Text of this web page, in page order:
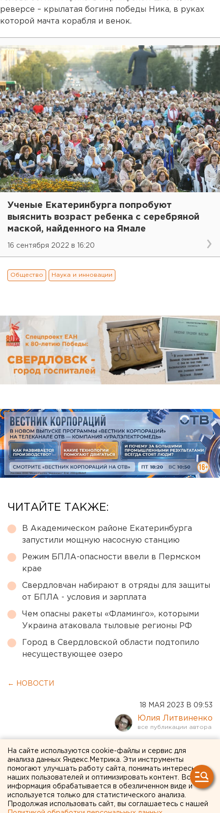
реверсе – крылатая богиня победы Ника, в руках
которой мачта корабля и венок.
Ученые Екатеринбурга попробуют
выяснить возраст ребенка с серебряной
маской, найденного на Ямале
16 сентября 2022 в 16:20
Общество Наука и инновации
ЧИТАЙТЕ ТАКЖЕ:
В Академическом районе Екатеринбурга
запустили мощную насосную станцию
Режим БПЛА-опасности ввели в Пермском
крае
Свердловчан набирают в отряды для защиты
от БПЛА - условия и зарплата
Чем опасны ракеты «Фламинго», которыми
Украина атаковала тыловые регионы РФ
Город в Свердловской области подтопило
несуществующее озеро
← НОВОСТИ
18 МАЯ 2023 В 09:53
Юлия Литвиненко
«Это будет как с
санкциями»: финаналитик
объяснил механизм
российского
На сайте используются cookie-файлы и сервис для
анализа данных Яндекс.Метрика. Эти инструменты
помогают улучшать работу сайта, понимать интересы
наших пользователей и оптимизировать контент. Вся
информация обрабатывается в обезличенном виде и
используется только для статистического анализа.
Продолжая использовать сайт, вы соглашаетесь с нашей